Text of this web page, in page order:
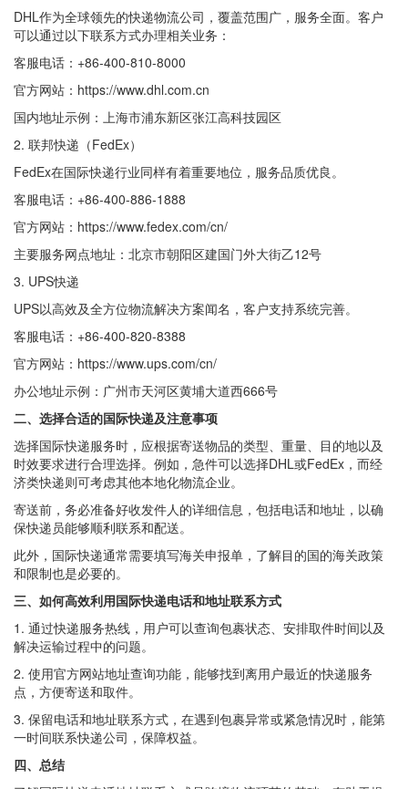
DHL作为全球领先的快递物流公司，覆盖范围广，服务全面。客户
可以通过以下联系方式办理相关业务：
客服电话：+86-400-810-8000
官方网站：https://www.dhl.com.cn
国内地址示例：上海市浦东新区张江高科技园区
2. 联邦快递（FedEx）
FedEx在国际快递行业同样有着重要地位，服务品质优良。
客服电话：+86-400-886-1888
官方网站：https://www.fedex.com/cn/
主要服务网点地址：北京市朝阳区建国门外大街乙12号
3. UPS快递
UPS以高效及全方位物流解决方案闻名，客户支持系统完善。
客服电话：+86-400-820-8388
官方网站：https://www.ups.com/cn/
办公地址示例：广州市天河区黄埔大道西666号
二、选择合适的国际快递及注意事项
选择国际快递服务时，应根据寄送物品的类型、重量、目的地以及
时效要求进行合理选择。例如，急件可以选择DHL或FedEx，而经
济类快递则可考虑其他本地化物流企业。
寄送前，务必准备好收发件人的详细信息，包括电话和地址，以确
保快递员能够顺利联系和配送。
此外，国际快递通常需要填写海关申报单，了解目的国的海关政策
和限制也是必要的。
三、如何高效利用国际快递电话和地址联系方式
1. 通过快递服务热线，用户可以查询包裹状态、安排取件时间以及
解决运输过程中的问题。
2. 使用官方网站地址查询功能，能够找到离用户最近的快递服务
点，方便寄送和取件。
3. 保留电话和地址联系方式，在遇到包裹异常或紧急情况时，能第
一时间联系快递公司，保障权益。
四、总结